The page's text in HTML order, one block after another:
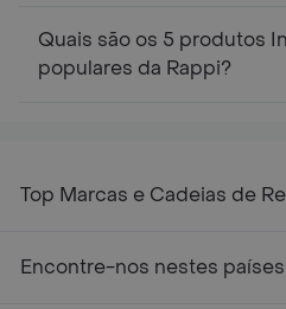
Quais são os 5 produtos
populares da Rappi?
Top Marcas e Cadeias de
Encontre-nos nestes países